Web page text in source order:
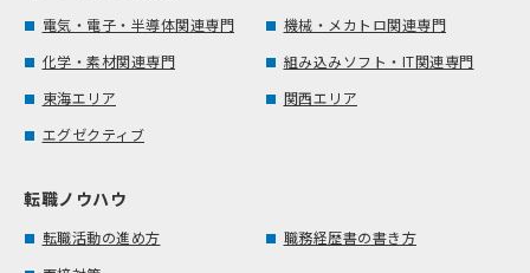
電気・電子・半導体関連専門
機械・メカトロ関連専門
化学・素材関連専門
組み込みソフト・IT関連専門
東海エリア
関西エリア
エグゼクティブ
転職ノウハウ
転職活動の進め方
職務経歴書の書き方